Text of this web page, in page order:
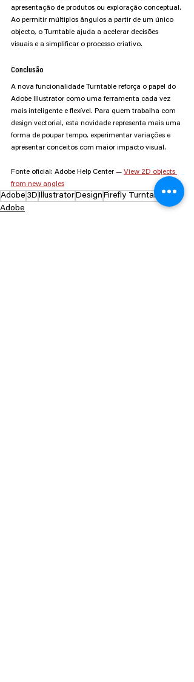
apresentação de produtos ou exploração conceptual.
Ao permitir múltiplos ângulos a partir de um único
objecto, o Turntable ajuda a acelerar decisões
visuais e a simplificar o processo criativo.
Conclusão
A nova funcionalidade Turntable reforça o papel do
Adobe Illustrator como uma ferramenta cada vez
mais inteligente e flexível. Para quem trabalha com
design vectorial, esta novidade representa mais uma
forma de poupar tempo, experimentar variações e
apresentar conceitos com maior impacto visual.
Fonte oficial: Adobe Help Center — View 2D objects
from new angles
Adobe 3D Illustrator Design Firefly Turntable
Adobe